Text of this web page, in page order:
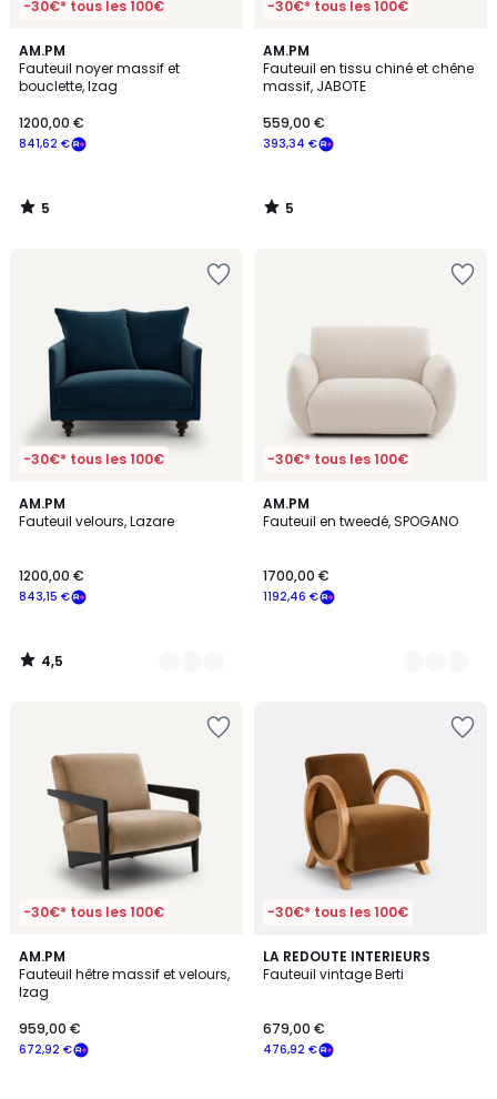
-30€* tous les 100€
AM.PM
Fauteuil noyer massif et
bouclette, Izag
841,62 €
1200,00 €
5
/
5
5
/
-30€* tous les 100€
AM.PM
Fauteuil en tissu chiné et chêne
massif, JABOTE
393,34 €
559,00 €
5
/
5
5
/
-30€* tous les 100€
AM.PM
Fauteuil velours, Lazare
843,15 €
1200,00 €
4,5
/ 5
16
Couleurs
4,5
/
-30€* tous les 100€
AM.PM
Fauteuil en tweedé, SPOGANO
1192,46 €
1700,00 €
3
Couleurs
-30€* tous les 100€
AM.PM
Fauteuil hêtre massif et velours,
Izag
672,92 €
959,00 €
-30€* tous les 100€
LA REDOUTE INTERIEURS
Fauteuil vintage Berti
476,92 €
679,00 €
4,6
/ 5
2
Couleurs